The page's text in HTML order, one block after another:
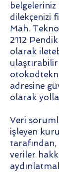
dilekçenizi
Mah.
2112
olarak
adresine
olarak
Veri
işleyen
veriler